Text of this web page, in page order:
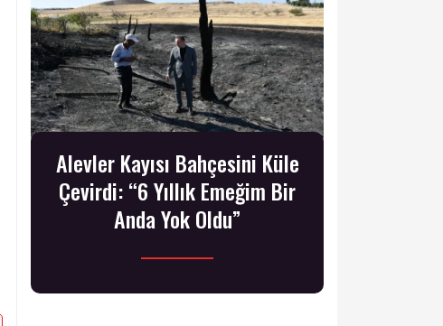
Alevler Kayısı Bahçesini Küle
Çevirdi: “6 Yıllık Emeğim Bir
Anda Yok Oldu”